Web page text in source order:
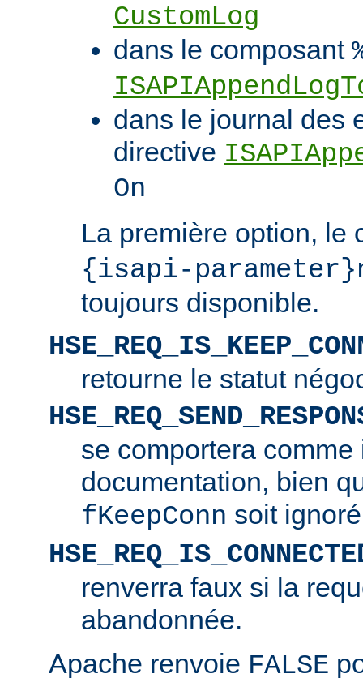
CustomLog
dans le composant
dans le journal des
directive
On
La première option, le
{isapi-
toujours disponible.
retourne le statut
se comportera
documentation, bien
fKeepConn soit
renverra faux si la
abandonnée.
Apache renvoie FALSE